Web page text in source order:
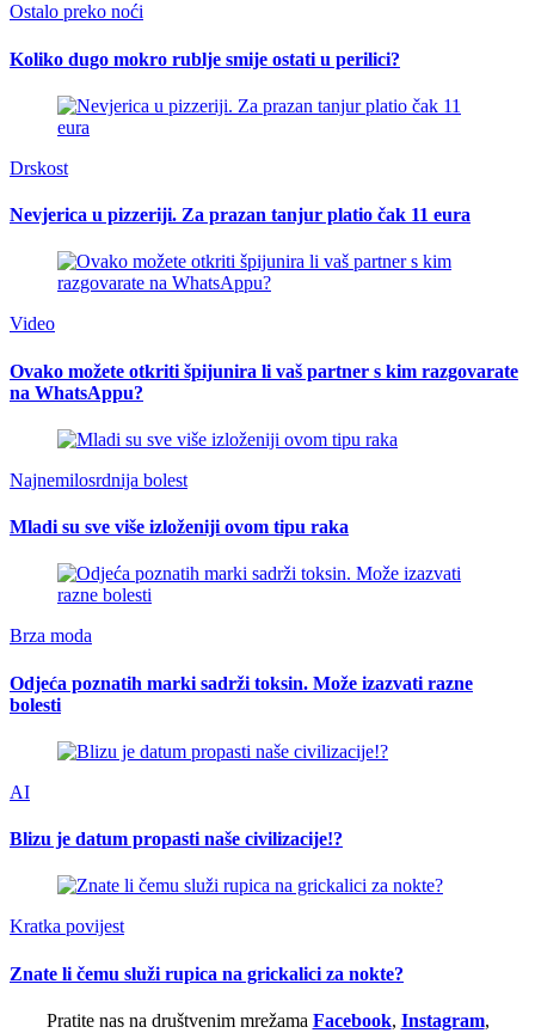
Ostalo preko noći
Koliko dugo mokro rublje smije ostati u perilici?
Drskost
Nevjerica u pizzeriji. Za prazan tanjur platio čak 11 eura
Video
Ovako možete otkriti špijunira li vaš partner s kim razgovarate
na WhatsAppu?
Najnemilosrdnija bolest
Mladi su sve više izloženiji ovom tipu raka
Brza moda
Odjeća poznatih marki sadrži toksin. Može izazvati razne
bolesti
AI
Blizu je datum propasti naše civilizacije!?
Kratka povijest
Znate li čemu služi rupica na grickalici za nokte?
Pratite nas na društvenim mrežama Facebook, Instagram,